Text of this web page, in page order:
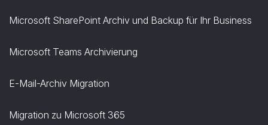
Microsoft SharePoint Archiv und Backup für Ihr Business
Microsoft Teams Archivierung
E-Mail-Archiv Migration
Migration zu Microsoft 365